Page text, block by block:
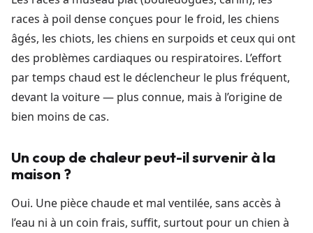
races à poil dense conçues pour le froid, les chiens
âgés, les chiots, les chiens en surpoids et ceux qui ont
des problèmes cardiaques ou respiratoires. L’effort
par temps chaud est le déclencheur le plus fréquent,
devant la voiture — plus connue, mais à l’origine de
bien moins de cas.
Un coup de chaleur peut-il survenir à la
maison ?
Oui. Une pièce chaude et mal ventilée, sans accès à
l’eau ni à un coin frais, suffit, surtout pour un chien à